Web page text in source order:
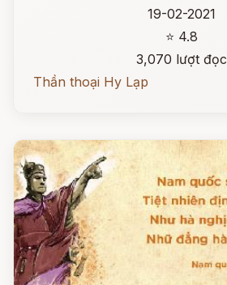
19-02-2021
⭐ 4.8
3,070 lượt đọc
Thần thoại Hy Lạp